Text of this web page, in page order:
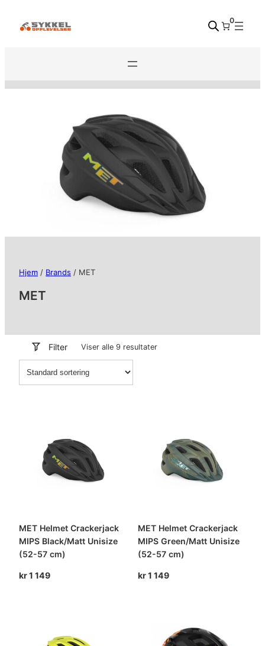
0
Hjem / Brands / MET
MET
Filter Viser alle 9 resultater
MET Helmet Crackerjack
MIPS Black/Matt Unisize
(52-57 cm)
kr1 149
MET Helmet Crackerjack
MIPS Green/Matt Unisize
(52-57 cm)
kr1 149